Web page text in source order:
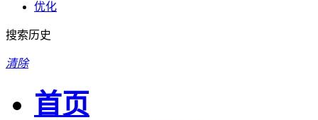
优化
搜索历史
清除
首页